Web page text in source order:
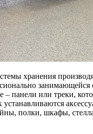
хранения
занимающейся
– панели или треки,
полки, шкафы,